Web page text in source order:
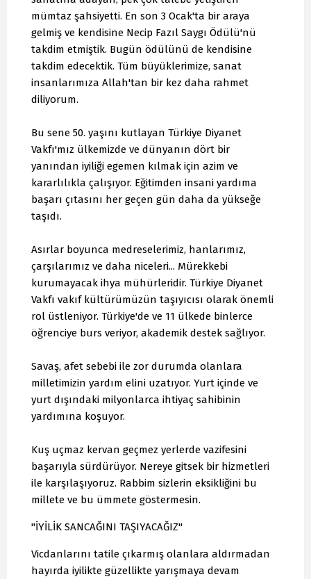
mümtaz şahsiyetti. En son 3 Ocak'ta bir araya
gelmiş ve kendisine Necip Fazıl Saygı Ödülü'nü
takdim etmiştik. Bugün ödülünü de kendisine
takdim edecektik. Tüm büyüklerimize, sanat
insanlarımıza Allah'tan bir kez daha rahmet
diliyorum.
Bu sene 50. yaşını kutlayan Türkiye Diyanet
Vakfı'mız ülkemizde ve dünyanın dört bir
yanından iyiliği egemen kılmak için azim ve
kararlılıkla çalışıyor. Eğitimden insani yardıma
başarı çıtasını her geçen gün daha da yükseğe
taşıdı.
Asırlar boyunca medreselerimiz, hanlarımız,
çarşılarımız ve daha niceleri... Mürekkebi
kurumayacak ihya mühürleridir. Türkiye Diyanet
Vakfı vakıf kültürümüzün taşıyıcısı olarak önemli
rol üstleniyor. Türkiye'de ve 11 ülkede binlerce
öğrenciye burs veriyor, akademik destek sağlıyor.
Savaş, afet sebebi ile zor durumda olanlara
milletimizin yardım elini uzatıyor. Yurt içinde ve
yurt dışındaki milyonlarca ihtiyaç sahibinin
yardımına koşuyor.
Kuş uçmaz kervan geçmez yerlerde vazifesini
başarıyla sürdürüyor. Nereye gitsek bir hizmetleri
ile karşılaşıyoruz. Rabbim sizlerin eksikliğini bu
millete ve bu ümmete göstermesin.
"İYİLİK SANCAĞINI TAŞIYACAĞIZ"
Vicdanlarını tatile çıkarmış olanlara aldırmadan
hayırda iyilikte güzellikte yarışmaya devam